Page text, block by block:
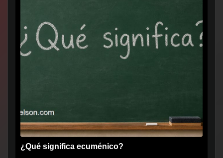
¿Qué significa ecuménico?